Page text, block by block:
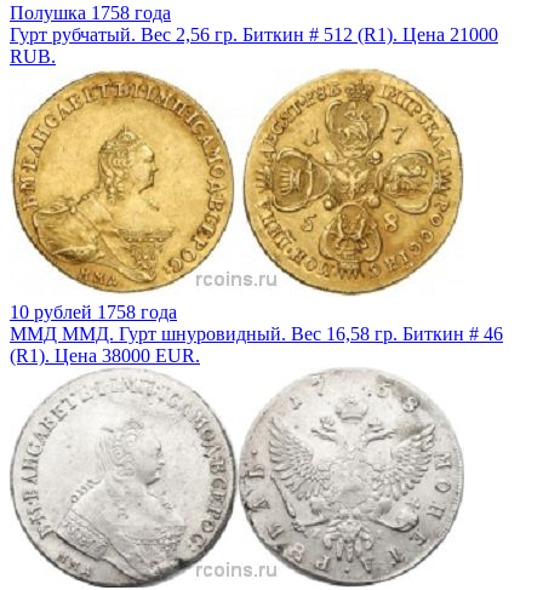
Полушка 1758 года
Гурт рубчатый. Вес 2,56 гр. Биткин # 512 (R1). Цена 21000
RUB.
10 рублей 1758 года
ММД ММД. Гурт шнуровидный. Вес 16,58 гр. Биткин # 46
(R1). Цена 38000 EUR.